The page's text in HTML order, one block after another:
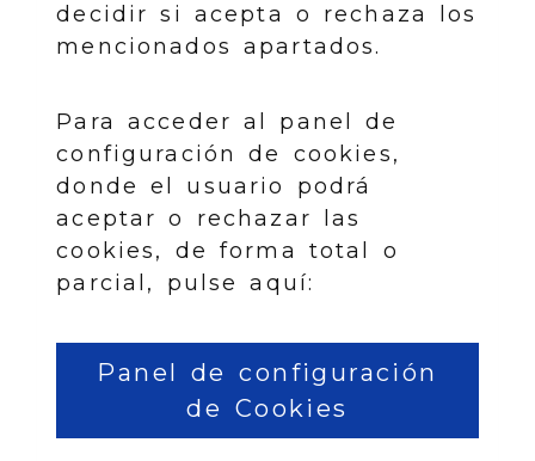
decidir si acepta o rechaza los
mencionados apartados.
Para acceder al panel de
configuración de cookies,
donde el usuario podrá
aceptar o rechazar las
cookies, de forma total o
parcial, pulse aquí:
Panel de configuración
de Cookies